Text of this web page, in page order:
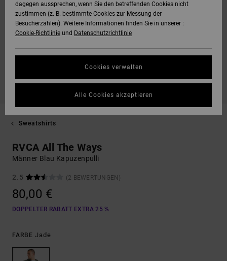
Sweatshirts
RVCA All The Ways
Männer Blau Kapuzenpulli
2.5 (2 BEWERTUNGEN)
80,00 €
DOPPELTER RABATT EXTRA 25 %
FARBE Jade
dagegen aussprechen, wenn Sie den betreffenden Cookies nicht
zustimmen (z. B. bestimmte Cookies zur Messung der
Besucherzahlen). Weitere Informationen finden Sie in unserer :
Cookie-Richtlinie und Datenschutzrichtlinie
Cookies verwalten
Alle Cookies akzeptieren